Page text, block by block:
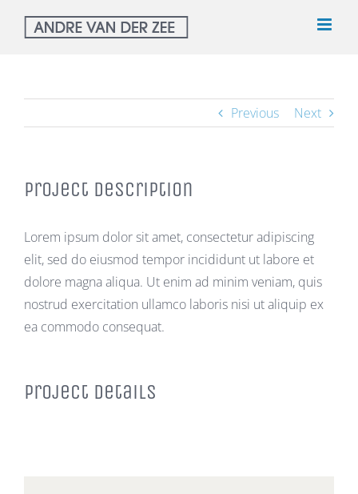
Previous Next
Project Description
Lorem ipsum dolor sit amet, consectetur adipiscing
elit, sed do eiusmod tempor incididunt ut labore et
dolore magna aliqua. Ut enim ad minim veniam, quis
nostrud exercitation ullamco laboris nisi ut aliquip ex
ea commodo consequat.
Project Details